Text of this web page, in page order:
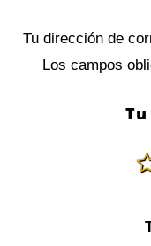
Tu dirección de
Los campos